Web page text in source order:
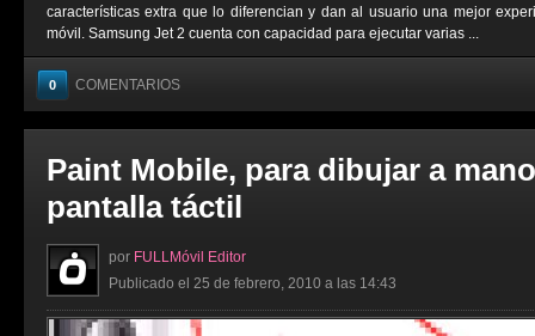
características extra que lo diferencian y dan al usuario una mejor
móvil. Samsung Jet 2 cuenta con capacidad para ejecutar varias ...
0 COMENTARIOS
Paint Mobile, para dibujar a
pantalla táctil
por FULLMóvil Editor
Publicado el 25 de febrero, 2010 a las 14:43